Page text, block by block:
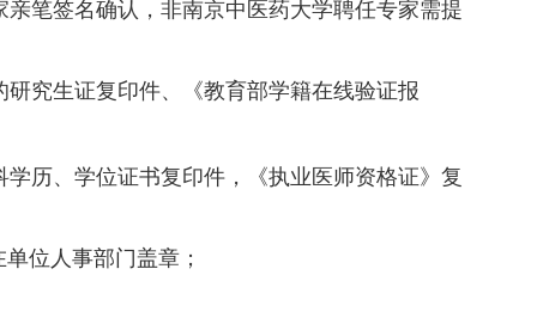
亲笔签名确认 ， 非南京中医药大学聘任专家需提
究生证复印件、《教育部学籍在线验证报
学历、学位证书复印件 ， 《执业医师资格证》复
单位人事部门盖章 ；